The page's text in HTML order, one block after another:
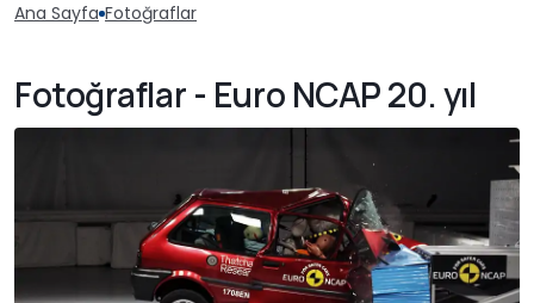
Ana Sayfa Fotoğraflar
Fotoğraflar - Euro NCAP 20. yıl